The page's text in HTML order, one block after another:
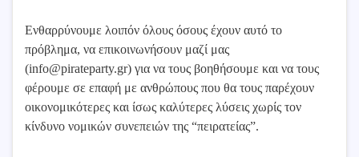
Ενθαρρύνουμε λοιπόν όλους όσους έχουν αυτό το
πρόβλημα, να επικοινωνήσουν μαζί μας
(info@pirateparty.gr) για να τους βοηθήσουμε και να τους
φέρουμε σε επαφή με ανθρώπους που θα τους παρέχουν
οικονομικότερες και ίσως καλύτερες λύσεις χωρίς τον
κίνδυνο νομικών συνεπειών της “πειρατείας”.